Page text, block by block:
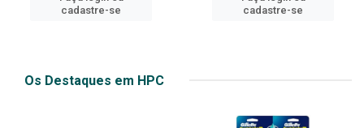
cadastre-se
cadastre-se
Os Destaques em HPC